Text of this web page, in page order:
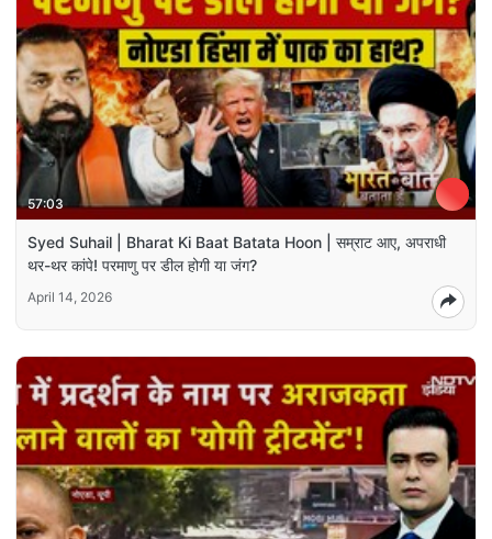
57:03
Syed Suhail | Bharat Ki Baat Batata Hoon | सम्राट आए, अपराधी
थर-थर कांपे! परमाणु पर डील होगी या जंग?
April 14, 2026